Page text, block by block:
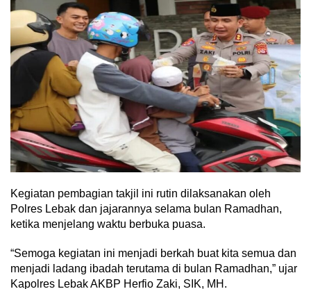
Kegiatan pembagian takjil ini rutin dilaksanakan oleh
Polres Lebak dan jajarannya selama bulan Ramadhan,
ketika menjelang waktu berbuka puasa.
“Semoga kegiatan ini menjadi berkah buat kita semua dan
menjadi ladang ibadah terutama di bulan Ramadhan,” ujar
Kapolres Lebak AKBP Herfio Zaki, SIK, MH.